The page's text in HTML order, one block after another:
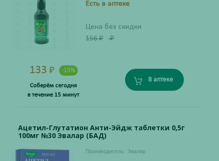
Есть в аптеке
Цена без скидки
156₽ ₽
133 ₽ -15%
Соберём сегодня
в течение 15 минут
В аптеке
Ацетил-Глутатион Анти-Эйдж таблетки 0,5г
100мг №30 Эвалар (БАД)
Производитель: Эвалар